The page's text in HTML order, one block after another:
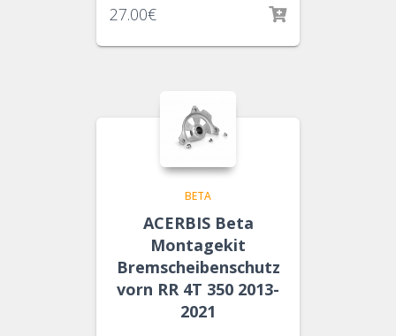
27.00€
BETA
ACERBIS Beta
Montagekit
Bremscheibenschutz
vorn RR 4T 350 2013-
2021